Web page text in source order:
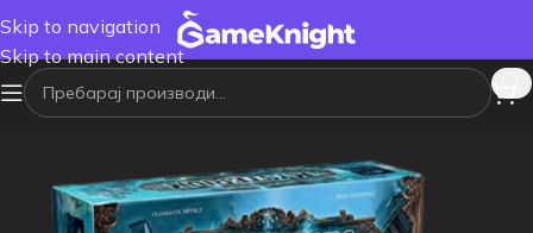
Skip to navigation
Skip to main content